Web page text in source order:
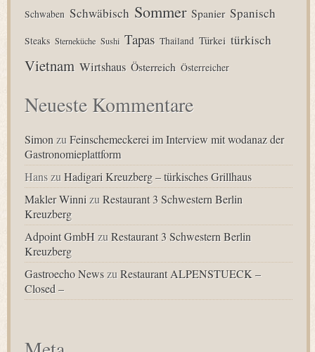
Schwaben Schwäbisch Sommer Spanier Spanisch
Steaks Sterneküche Sushi Tapas Thailand Türkei türkisch
Vietnam Wirtshaus Österreich Österreicher
Neueste Kommentare
Simon zuFeinschemeckerei im Interview mit wodanaz der
Gastronomieplattform
Hans zuHadigari Kreuzberg – türkisches Grillhaus
Makler Winni zuRestaurant 3 Schwestern Berlin
Kreuzberg
Adpoint GmbH zuRestaurant 3 Schwestern Berlin
Kreuzberg
Gastroecho News zuRestaurant ALPENSTUECK –
Closed –